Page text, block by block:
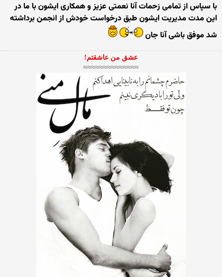
با سپاس از تمامی زحمات آنا نعمتی عزیز و همکاری ایشون با ما در
این مدت مدیریت ایشون طبق درخواست خودش از انجمن برداشته
شد موفق باشی آنا جان
عشق من عاشقتم!
≈≈≈≈≈≈≈≈≈≈≈≈≈≈